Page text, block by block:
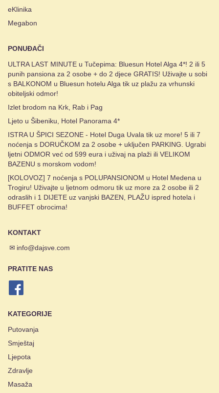
eKlinika
Megabon
PONUĐAČI
ULTRA LAST MINUTE u Tučepima: Bluesun Hotel Alga 4*! 2 ili 5
punih pansiona za 2 osobe + do 2 djece GRATIS! Uživajte u sobi
s BALKONOM u Bluesun hotelu Alga tik uz plažu za vrhunski
obiteljski odmor!
Izlet brodom na Krk, Rab i Pag
Ljeto u Šibeniku, Hotel Panorama 4*
ISTRA U ŠPICI SEZONE - Hotel Duga Uvala tik uz more! 5 ili 7
noćenja s DORUČKOM za 2 osobe + uključen PARKING. Ugrabi
ljetni ODMOR već od 599 eura i uživaj na plaži ili VELIKOM
BAZENU s morskom vodom!
[KOLOVOZ] 7 noćenja s POLUPANSIONOM u Hotel Medena u
Trogiru! Uživajte u ljetnom odmoru tik uz more za 2 osobe ili 2
odraslih i 1 DIJETE uz vanjski BAZEN, PLAŽU ispred hotela i
BUFFET obrocima!
KONTAKT
✉ info@dajsve.com
PRATITE NAS
KATEGORIJE
Putovanja
Smještaj
Ljepota
Zdravlje
Masaža